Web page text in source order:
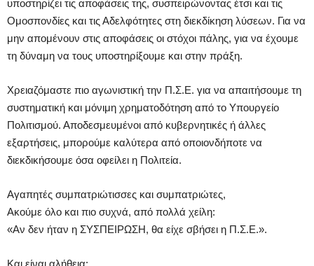
υποστηρίζει τις αποφάσεις της, συσπειρώνοντας έτσι και τις
Ομοσπονδίες και τις Αδελφότητες στη διεκδίκηση λύσεων. Για να
μην απομένουν στις αποφάσεις οι στόχοι πάλης, για να έχουμε
τη δύναμη να τους υποστηρίξουμε και στην πράξη.
Χρειαζόμαστε πιο αγωνιστική την Π.Σ.Ε. για να απαιτήσουμε τη
συστηματική και μόνιμη χρηματοδότηση από το Υπουργείο
Πολιτισμού. Αποδεσμευμένοι από κυβερνητικές ή άλλες
εξαρτήσεις, μπορούμε καλύτερα από οποιονδήποτε να
διεκδικήσουμε όσα οφείλει η Πολιτεία.
Αγαπητές συμπατριώτισσες και συμπατριώτες,
Ακούμε όλο και πιο συχνά, από πολλά χείλη:
«Αν δεν ήταν η ΣΥΣΠΕΙΡΩΣΗ, θα είχε σβήσει η Π.Σ.Ε.».